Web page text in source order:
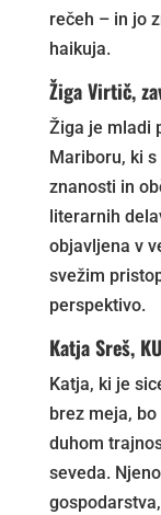
rečeh – in jo
haikuja.
Žiga Virtič,
Žiga je mladi
Mariboru, ki
znanosti in
literarnih
objavljena v
svežim
perspektivo.
Katja Sreš,
Katja, ki je
brez meja,
duhom
seveda.